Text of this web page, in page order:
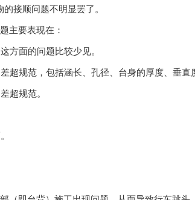
接顺问题不明显罢了。
主要表现在：
方面的问题比较少见。
超规范，包括涵长、孔径、台身的厚度、垂
超规范。